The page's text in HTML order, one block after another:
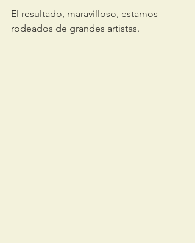
El resultado, maravilloso, estamos
rodeados de grandes artistas.